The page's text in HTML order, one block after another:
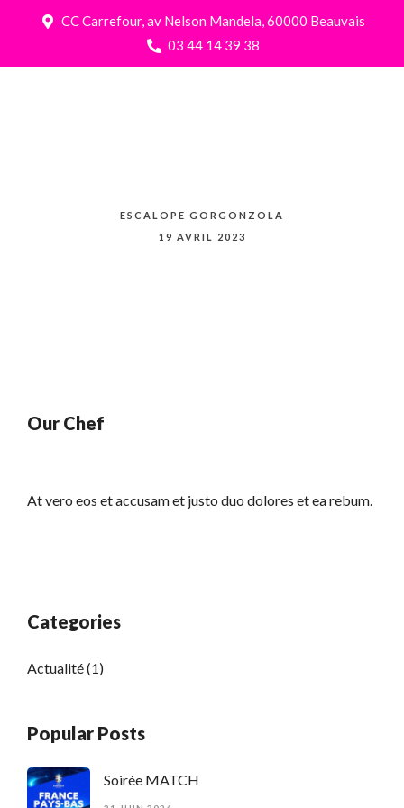
CC Carrefour, av Nelson Mandela, 60000 Beauvais
03 44 14 39 38
ESCALOPE GORGONZOLA
19 AVRIL 2023
Our Chef
At vero eos et accusam et justo duo dolores et ea rebum.
Categories
Actualité(1)
Popular Posts
Soirée MATCH